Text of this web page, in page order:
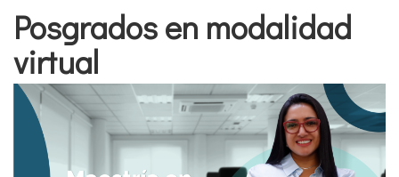
Posgrados en modalidad
virtual